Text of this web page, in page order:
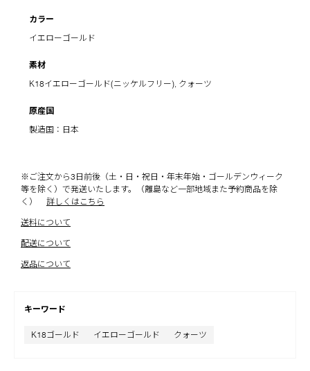
カラー
イエローゴールド
素材
K18イエローゴールド(ニッケルフリー), クォーツ
原産国
製造国：日本
※ご注文から3日前後（土・日・祝日・年末年始・ゴールデンウィーク
等を除く）で発送いたします。（離島など一部地域また予約商品を除
く）
詳しくはこちら
送料について
配送について
返品について
キーワード
K18ゴールド イエローゴールド クォーツ